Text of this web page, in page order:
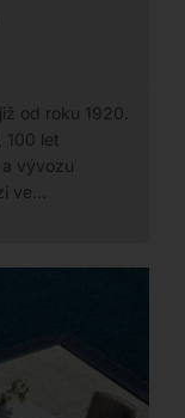
od roku 1920.
100 let
vývozu
ve…